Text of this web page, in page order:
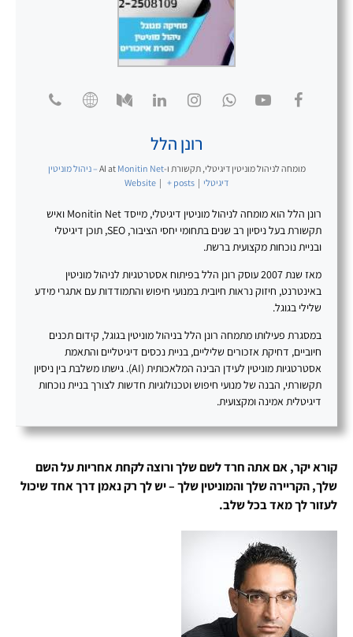
רונן הלל
מומחה לניהול מוניטין דיגיטלי, תקשורת ו-AI at
Monitin Net – ניהול מוניטין
דיגיטלי |
Website | + posts
רונן הלל הוא מומחה לניהול מוניטין דיגיטלי, מייסד Monitin Net ואיש
תקשורת בעל ניסיון רב שנים בתחומי יחסי הציבור, SEO, תוכן דיגיטלי
ובניית נוכחות מקצועית ברשת.
מאז שנת 2007 עוסק רונן הלל בפיתוח אסטרטגיות לניהול מוניטין
באינטרנט, חיזוק נראות חיובית במנועי חיפוש והתמודדות עם אתגרי מידע
שלילי בגוגל.
במסגרת פעילותו מתמחה רונן הלל בניהול מוניטין בגוגל, קידום תכנים
חיוביים, דחיקת אזכורים שליליים, בניית נכסים דיגיטליים והתאמת
אסטרטגיות מוניטין לעידן הבינה המלאכותית (AI). גישתו משלבת בין ניסיון
תקשורתי, הבנה של מנועי חיפוש וטכנולוגיות חדשות לצורך בניית נוכחות
דיגיטלית אמינה ומקצועית.
קורא יקר, אם אתה חרד לשם שלך ורוצה לקחת אחריות על השם
שלך, הקריירה שלך והמוניטין שלך – יש לך רק נאמן דרך אחד שיכול
לעזור לך מאד בכל שלב.